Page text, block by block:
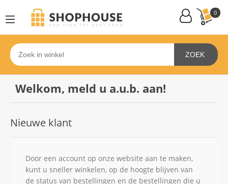
0
ZOEK
Welkom, meld u a.u.b. aan!
Nieuwe klant
Door een account op onze website aan te maken,
kunt u sneller winkelen, op de hoogte blijven van
de status van bestellingen en de bestellingen die u